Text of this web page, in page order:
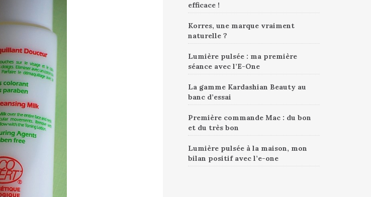
efficace !
Korres, une marque vraiment
naturelle ?
Lumière pulsée : ma première
séance avec l’E-One
La gamme Kardashian Beauty au
banc d’essai
Première commande Mac : du bon
et du très bon
Lumière pulsée à la maison, mon
bilan positif avec l’e-one